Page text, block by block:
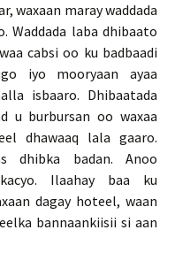
waxaan maray waddada
Waddada laba dhibaato
cabsi oo ku badbaadi
iyo mooryaan ayaa
isbaaro. Dhibaatada
u burbursan oo waxaa
dhawaaq lala gaaro.
dhibka badan. Anoo
Ilaahay baa ku
dagay hoteel, waan
bannaankiisii si aan